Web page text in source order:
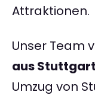
Attraktionen.
Unser Team
aus Stuttgart
Umzug von